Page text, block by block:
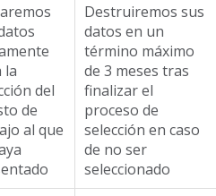
la
del
de
al que
Destruiremos sus
datos en un
término máximo
de 3 meses tras
finalizar el
proceso de
selección en caso
de no ser
seleccionado